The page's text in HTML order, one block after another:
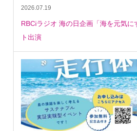
2026.07.19
RBCiラジオ 海の日企画「海を元気に
ト出演